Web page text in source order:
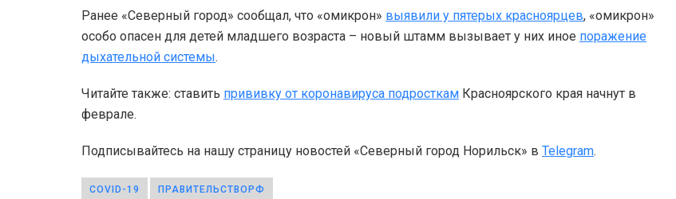
Ранее «Северный город» сообщал, что «омикрон» выявили у пятерых красноярцев, «омикрон»
особо опасен для детей младшего возраста – новый штамм вызывает у них иное поражение
дыхательной системы.
Читайте также: ставить прививку от коронавируса подросткам Красноярского края начнут в
феврале.
Подписывайтесь на нашу страницу новостей «Северный город Норильск» в Telegram.
COVID-19 ПРАВИТЕЛЬСТВОРФ